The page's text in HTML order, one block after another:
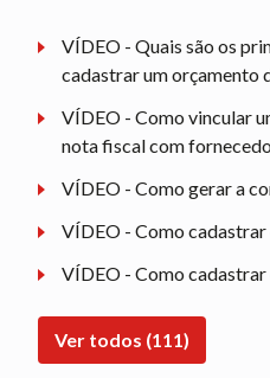
VÍDEO - Quais são os
cadastrar um orçamento
VÍDEO - Como vincular
nota fiscal com
VÍDEO - Como gerar a
VÍDEO - Como
VÍDEO - Como cadastrar
Ver todos (111)